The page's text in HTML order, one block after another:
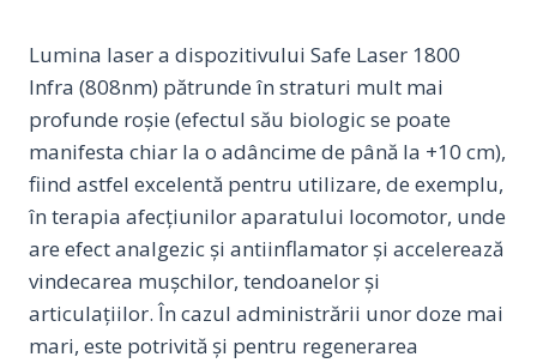
Lumina laser a dispozitivului Safe Laser 1800
Infra (808nm) pătrunde în straturi mult mai
profunde roșie (efectul său biologic se poate
manifesta chiar la o adâncime de până la +10 cm),
fiind astfel excelentă pentru utilizare, de exemplu,
în terapia afecțiunilor aparatului locomotor, unde
are efect analgezic și antiinflamator și accelerează
vindecarea mușchilor, tendoanelor și
articulațiilor. În cazul administrării unor doze mai
mari, este potrivită și pentru regenerarea